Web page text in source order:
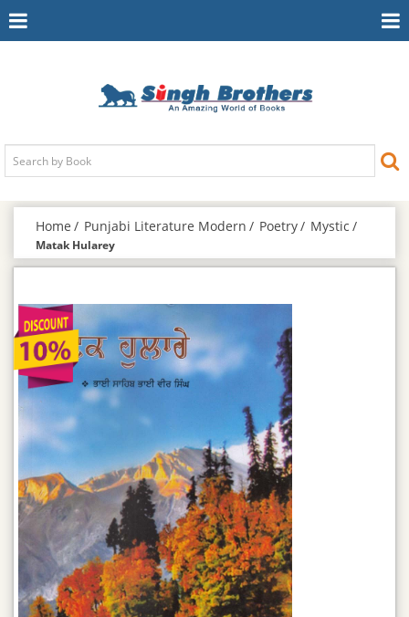
Toggle
Home Punjabi Literature Modern Poetry Mystic
Matak Hularey